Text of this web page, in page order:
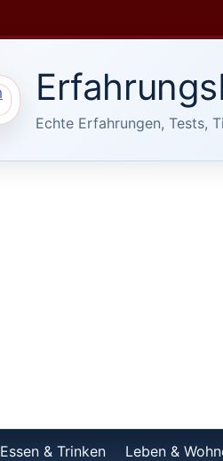
Echte Erfahrungen, Tests,
Essen & Trinken Leben &